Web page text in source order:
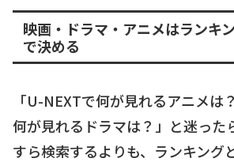
映画・ドラマ・アニメはランキ
で決める
「U-NEXTで何が見れるアニメは
何が見れるドラマは？」と迷った
すら検索するよりも、ランキング